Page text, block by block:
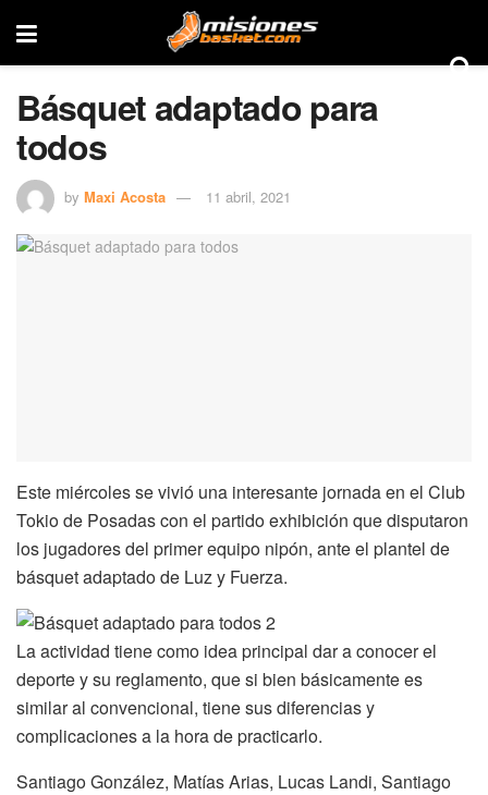
Básquet adaptado para
todos
by Maxi Acosta 11 abril, 2021
Este miércoles se vivió una interesante jornada en el Club
Tokio de Posadas con el partido exhibición que disputaron
los jugadores del primer equipo nipón, ante el plantel de
básquet adaptado de Luz y Fuerza.
La actividad tiene como idea principal dar a conocer el
deporte y su reglamento, que si bien básicamente es
similar al convencional, tiene sus diferencias y
complicaciones a la hora de practicarlo.
Santiago González, Matías Arias, Lucas Landi, Santiago